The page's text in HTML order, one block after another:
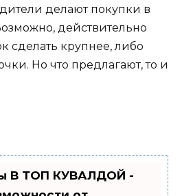
делают покупки в
действительно
сделать крупнее, либо
Но что предлагают, то и
В ТОП КУВАЛДОЙ -